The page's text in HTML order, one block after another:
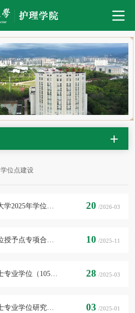
学位点建设
20 /2026-03
10 /2025-11
28 /2025-03
03 /2025-01